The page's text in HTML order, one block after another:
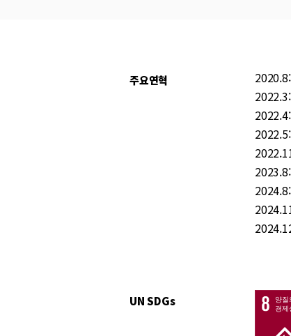
주요연혁
UN SDGs